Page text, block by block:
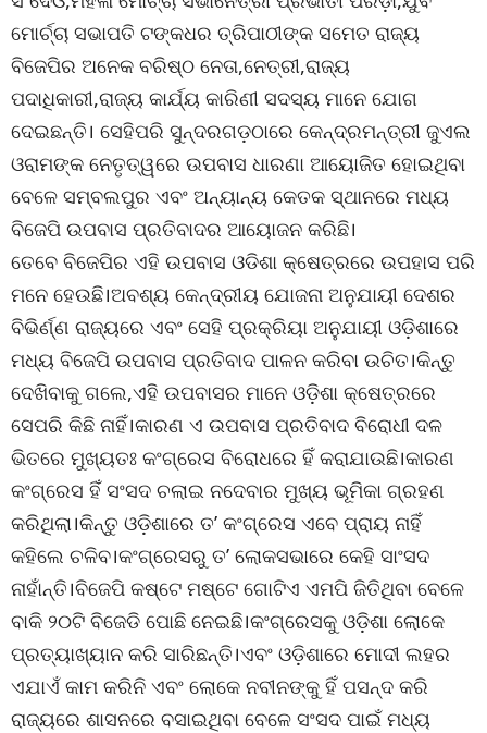
ମୋର୍ଚ୍ଚା ସଭାପତି ଟଙ୍କଧର ତ୍ରିପାଠୀଙ୍କ ସମେତ ରାଜ୍ୟ
ବିଜେପିର ଅନେକ ବରିଷ୍ଠ ନେତା,ନେତ୍ରୀ,ରାଜ୍ୟ
ପଦାଧିକାରୀ,ରାଜ୍ୟ କାର୍ଯ୍ୟ କାରିଣୀ ସଦସ୍ୟ ମାନେ ଯୋଗ
ଦେଇଛନ୍ତି। ସେହିପରି ସୁନ୍ଦରଗଡ଼ଠାରେ କେନ୍ଦ୍ରମନ୍ତ୍ରୀ ଜୁଏଲ
ଓରାମଙ୍କ ନେତୃତ୍ୱରେ ଉପବାସ ଧାରଣା ଆୟୋଜିତ ହୋଇଥିବା
ବେଳେ ସମ୍ବଲପୁର ଏବଂ ଅନ୍ୟାନ୍ୟ କେତକ ସ୍ଥାନରେ ମଧ୍ୟ
ବିଜେପି ଉପବାସ ପ୍ରତିବାଦର ଆୟୋଜନ କରିଛି।
ତେବେ ବିଜେପିର ଏହି ଉପବାସ ଓଡିଶା କ୍ଷେତ୍ରରେ ଉପହାସ ପରି
ମନେ ହେଉଛି।ଅବଶ୍ୟ କେନ୍ଦ୍ରୀୟ ଯୋଜନା ଅନୁଯାୟୀ ଦେଶର
ବିଭିର୍ଣ୍ଣ ରାଜ୍ୟରେ ଏବଂ ସେହି ପ୍ରକ୍ରିୟା ଅନୁଯାୟୀ ଓଡ଼ିଶାରେ
ମଧ୍ୟ ବିଜେପି ଉପବାସ ପ୍ରତିବାଦ ପାଳନ କରିବା ଉଚିତ।କିନ୍ତୁ
ଦେଖିବାକୁ ଗଲେ,ଏହି ଉପବାସର ମାନେ ଓଡ଼ିଶା କ୍ଷେତ୍ରରେ
ସେପରି କିଛି ନାହିଁ।କାରଣ ଏ ଉପବାସ ପ୍ରତିବାଦ ବିରୋଧୀ ଦଳ
ଭିତରେ ମୁଖ୍ୟତଃ କଂଗ୍ରେସ ବିରୋଧରେ ହିଁ କରାଯାଉଛି।କାରଣ
କଂଗ୍ରେସ ହିଁ ସଂସଦ ଚଲାଇ ନଦେବାର ମୁଖ୍ୟ ଭୂମିକା ଗ୍ରହଣ
କରିଥିଲା।କିନ୍ତୁ ଓଡ଼ିଶାରେ ତ’ କଂଗ୍ରେସ ଏବେ ପ୍ରାୟ ନାହିଁ
କହିଲେ ଚଳିବ।କଂଗ୍ରେସରୁ ତ’ ଲୋକସଭାରେ କେହି ସାଂସଦ
ନାହାଁନ୍ତି।ବିଜେପି କଷ୍ଟେ ମଷ୍ଟେ ଗୋଟିଏ ଏମପି ଜିତିଥିବା ବେଳେ
ବାକି ୨୦ଟି ବିଜେଡି ପୋଛି ନେଇଛି।କଂଗ୍ରେସକୁ ଓଡ଼ିଶା ଲୋକେ
ପ୍ରତ୍ୟାଖ୍ୟାନ କରି ସାରିଛନ୍ତି।ଏବଂ ଓଡ଼ିଶାରେ ମୋଦୀ ଲହର
ଏଯାଏଁ କାମ କରିନି ଏବଂ ଲୋକେ ନବୀନଙ୍କୁ ହିଁ ପସନ୍ଦ କରି
ରାଜ୍ୟରେ ଶାସନରେ ବସାଇଥିବା ବେଳେ ସଂସଦ ପାଇଁ ମଧ୍ୟ